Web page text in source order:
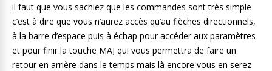
il faut que vous sachiez que les commandes sont très simple
c’est à dire que vous n’aurez accès qu’au flèches directionnels,
à la barre d’espace puis à échap pour accéder aux paramètres
et pour finir la touche MAJ qui vous permettra de faire un
retour en arrière dans le temps mais là encore vous en serez